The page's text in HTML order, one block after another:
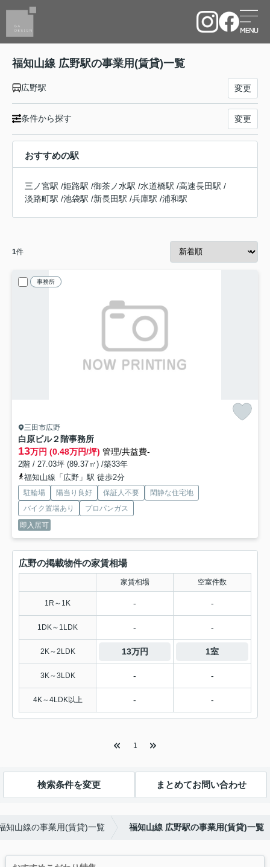
福知山線 広野駅の事業用(賃貸)一覧
広野駅 変更
条件から探す 変更
おすすめの駅
三ノ宮駅 /姫路駅 /御茶ノ水駅 /水道橋駅 /高速長田駅 /
淡路町駅 /池袋駅 /新長田駅 /兵庫駅 /浦和駅
1件
事務所
三田市広野
白原ビル２階事務所
13万円 (0.48万円/坪) 管理/共益費-
2階 / 27.03坪 (89.37㎡) /築33年
福知山線「広野」駅 徒歩2分
駐輪場 陽当り良好 保証人不要
閑静な住宅地
バイク置場あり
プロパンガス
即入居可
広野の掲載物件の家賃相場
家賃相場 空室件数
1R～1K - -
1DK～1LDK - -
2K～2LDK 13万円 1室
3K～3LDK - -
4K～4LDK以上 - -
1
検索条件を変更 まとめてお問い合わせ
知山線の事業用(賃貸)一覧 福知山線 広野駅の事業用(賃貸)一覧